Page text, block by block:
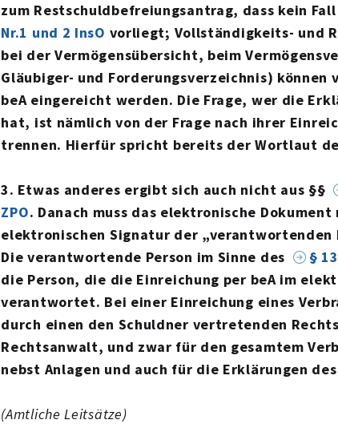
zum Restschuldbefreiungsantrag, dass kein
Nr.1 und 2 InsO vorliegt; Vollständigkeits- und
bei der Vermögensübersicht, beim
Gläubiger- und Forderungsverzeichnis) können
beA eingereicht werden. Die Frage, wer die
hat, ist nämlich von der Frage nach ihrer
trennen. Hierfür spricht bereits der Wortlaut
3. Etwas anderes ergibt sich auch nicht aus §§
ZPO. Danach muss das elektronische
elektronischen Signatur der „verantwortenden
Die verantwortende Person im Sinne des
§
die Person, die die Einreichung per beA im
verantwortet. Bei einer Einreichung eines
durch einen den Schuldner vertretenden
Rechtsanwalt, und zwar für den gesamtem
nebst Anlagen und auch für die Erklärungen
(Amtliche Leitsätze)